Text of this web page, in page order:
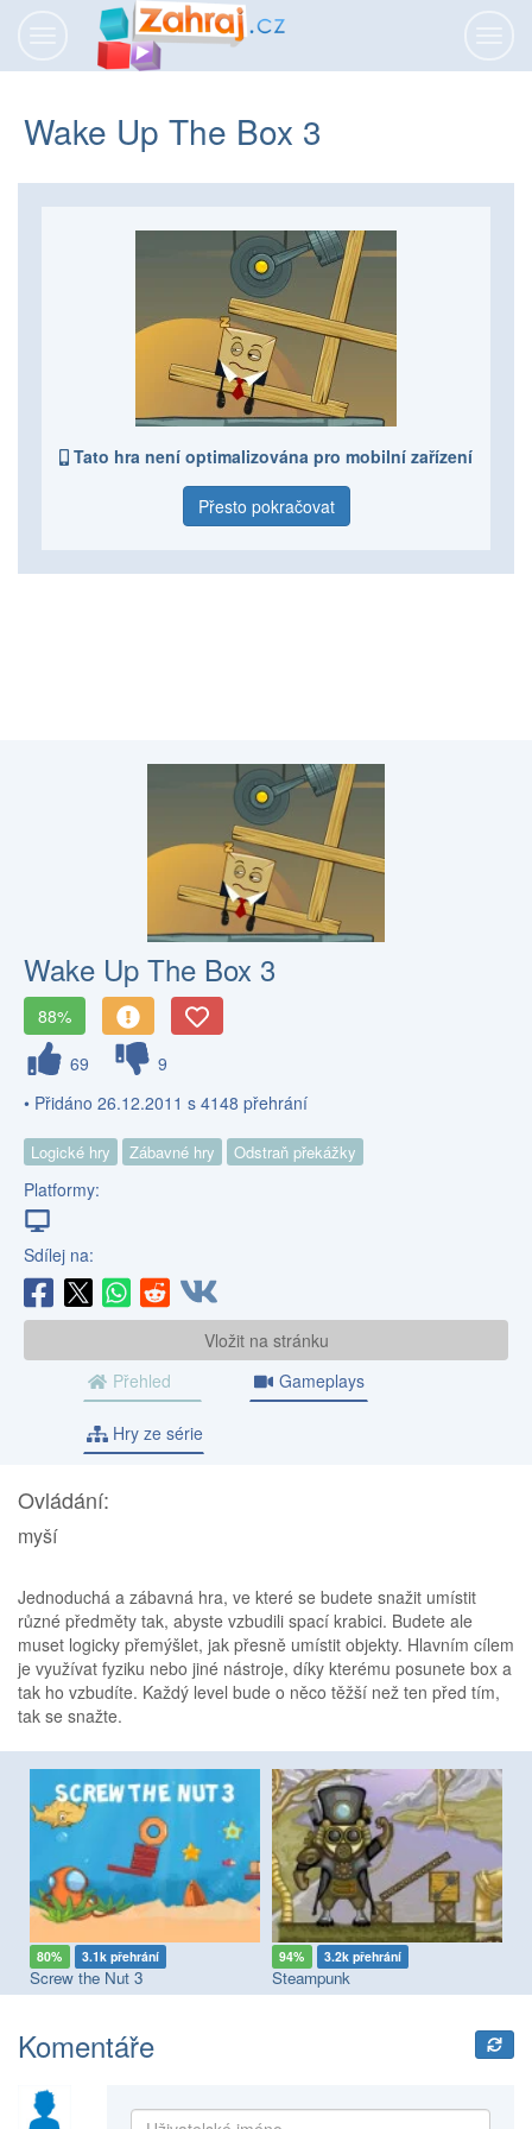
Wake Up The Box 3
Tato hra není optimalizována pro mobilní zařízení
Přesto pokračovat
Wake Up The Box 3
88%
69
9
• Přidáno 26.12.2011 s 4148 přehrání
Logické hry Zábavné hry Odstraň překážky
Platformy:
Sdílej na:
Vložit na stránku
Přehled
Gameplays
Hry ze série
Ovládání:
myší
Jednoduchá a zábavná hra, ve které se budete snažit umístit
různé předměty tak, abyste vzbudili spací krabici. Budete ale
muset logicky přemýšlet, jak přesně umístit objekty. Hlavním cílem
je využívat fyziku nebo jiné nástroje, díky kterému posunete box a
tak ho vzbudíte. Každý level bude o něco těžší než ten před tím,
tak se snažte.
80% 3.1k přehrání
Screw the Nut 3
94% 3.2k přehrání
Steampunk
Komentáře